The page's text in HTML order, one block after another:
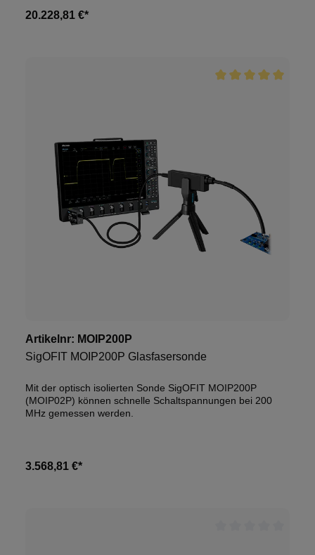
20.228,81 €*
Artikelnr: MOIP200P
SigOFIT MOIP200P Glasfasersonde
Mit der optisch isolierten Sonde SigOFIT MOIP200P
(MOIP02P) können schnelle Schaltspannungen bei 200
MHz gemessen werden.
3.568,81 €*